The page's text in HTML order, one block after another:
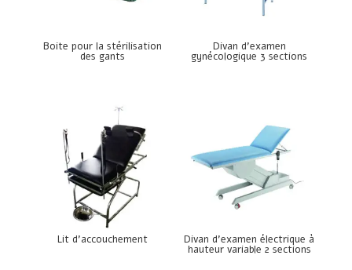
Boite pour la stérilisation
des gants
Divan d’examen
gynécologique 3 sections
Lit d’accouchement Divan d’examen électrique à
hauteur variable 2 sections